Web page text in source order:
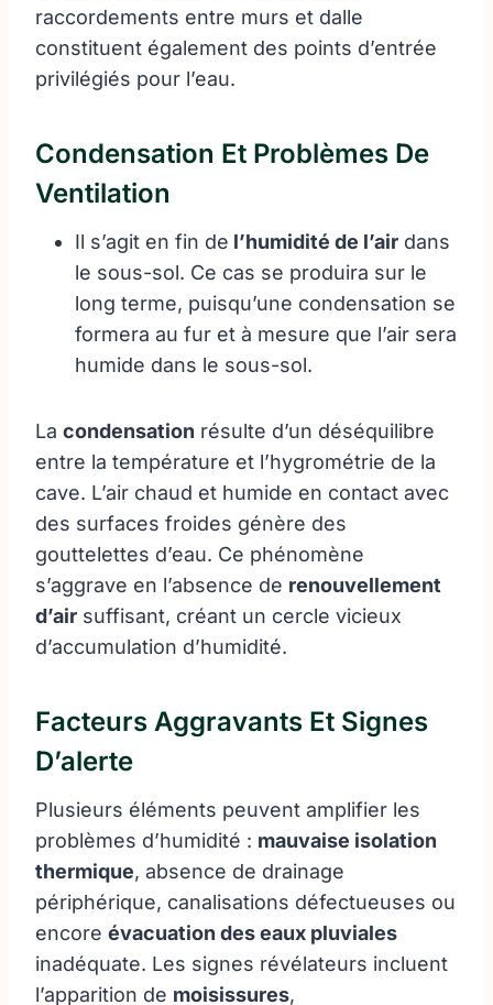
raccordements entre murs et dalle
constituent également des points d’entrée
privilégiés pour l’eau.
Condensation Et Problèmes De
Ventilation
Il s’agit en fin de l’humidité de l’air dans
le sous-sol. Ce cas se produira sur le
long terme, puisqu’une condensation se
formera au fur et à mesure que l’air sera
humide dans le sous-sol.
La condensation résulte d’un déséquilibre
entre la température et l’hygrométrie de la
cave. L’air chaud et humide en contact avec
des surfaces froides génère des
gouttelettes d’eau. Ce phénomène
s’aggrave en l’absence de renouvellement
d’air suffisant, créant un cercle vicieux
d’accumulation d’humidité.
Facteurs Aggravants Et Signes
D’alerte
Plusieurs éléments peuvent amplifier les
problèmes d’humidité : mauvaise isolation
thermique, absence de drainage
périphérique, canalisations défectueuses ou
encore évacuation des eaux pluviales
inadéquate. Les signes révélateurs incluent
l’apparition de moisissures,